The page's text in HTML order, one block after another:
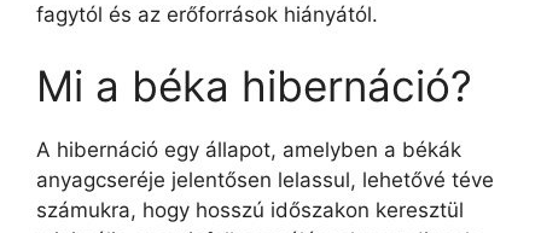
fagytól és az erőforrások hiányától.
Mi a béka hibernáció?
A hibernáció egy állapot, amelyben a békák
anyagcseréje jelentősen lelassul, lehetővé téve
számukra, hogy hosszú időszakon keresztül